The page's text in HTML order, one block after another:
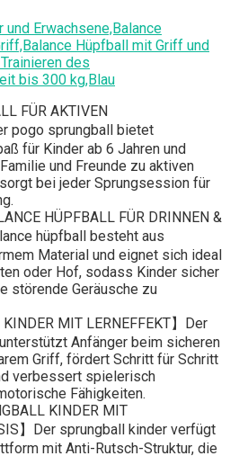
Erwachsene,Balance
Hüpfball mit Griff und
des
bis 300 kg,Blau
FÜR AKTIVEN
pogo sprungball bietet
für Kinder ab 6 Jahren und
und Freunde zu aktiven
bei jeder Sprungsession für
HÜPFBALL FÜR DRINNEN &
hüpfball besteht aus
Material und eignet sich ideal
oder Hof, sodass Kinder sicher
störende Geräusche zu
KINDER MIT LERNEFFEKT】Der
Anfänger beim sicheren
Griff, fördert Schritt für Schritt
verbessert spielerisch
Fähigkeiten.
KINDER MIT
】Der sprungball kinder verfügt
mit Anti-Rutsch-Struktur, die